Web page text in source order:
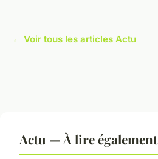
← Voir tous les articles Actu
Actu — À lire également